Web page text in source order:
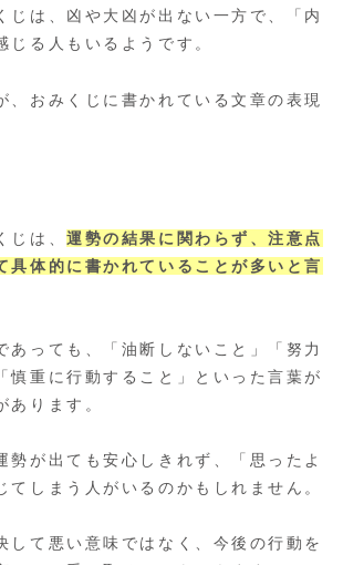
じは、凶や大凶が出ない一方で、「内
じる人もいるようです。
、おみくじに書かれている文章の表現
じは、運勢の結果に関わらず、注意点
具体的に書かれていることが多いと言
あっても、「油断しないこと」「努力
慎重に行動すること」といった言葉が
あります。
勢が出ても安心しきれず、「思ったよ
てしまう人がいるのかもしれません。
して悪い意味ではなく、今後の行動を